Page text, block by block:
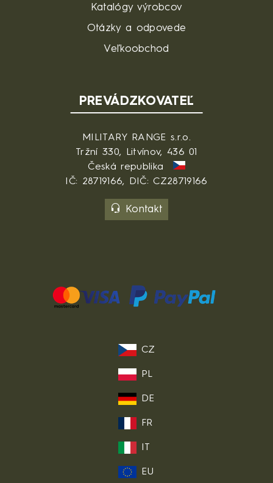
Katalógy výrobcov
Otázky a odpovede
Veľkoobchod
PREVÁDZKOVATEĽ
MILITARY RANGE s.r.o.
Tržní 330, Litvínov, 436 01
Česká republika
IČ: 28719166, DIČ: CZ28719166
Kontakt
CZ
PL
DE
FR
EU